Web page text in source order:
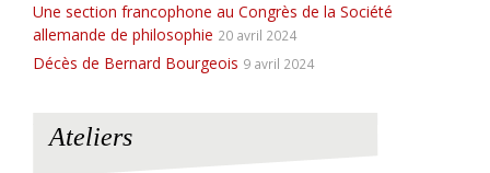
Une section francophone au Congrès de la Société
allemande de philosophie 20 avril 2024
Décès de Bernard Bourgeois 9 avril 2024
Ateliers